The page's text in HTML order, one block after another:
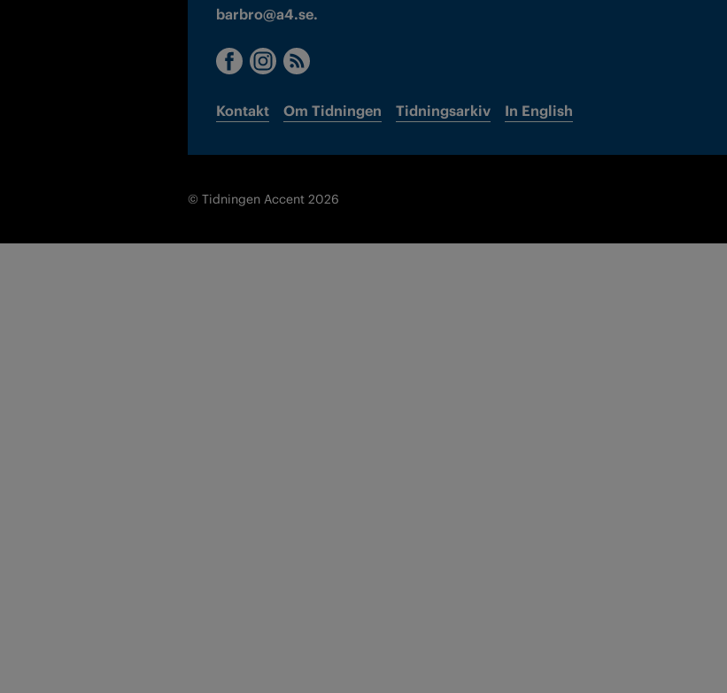
barbro@a4.se.
Kontakt Om Tidningen Tidningsarkiv In English
© Tidningen Accent 2026